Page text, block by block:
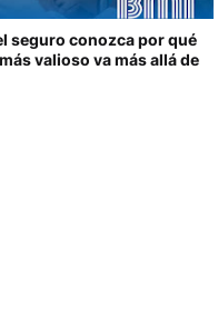
seguro conozca por qué
valioso va más allá de